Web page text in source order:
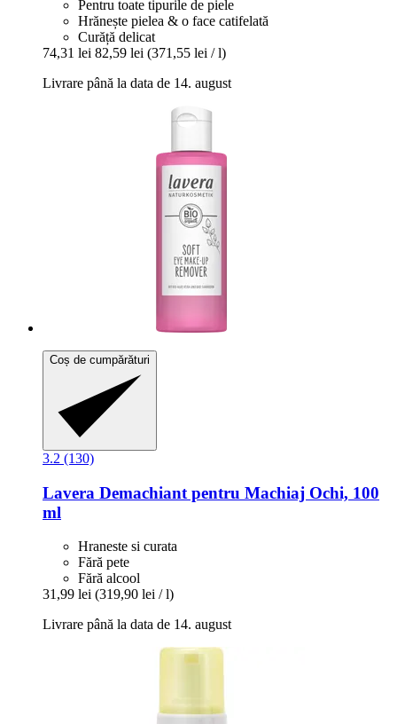
Pentru toate tipurile de piele
Hrănește pielea & o face catifelată
Curăță delicat
74,31 lei 82,59 lei (371,55 lei / l)
Livrare până la data de 14. august
Coș de cumpărături
3.2 (130)
Lavera Demachiant pentru Machiaj Ochi, 100
ml
Hraneste si curata
Fără pete
Fără alcool
31,99 lei (319,90 lei / l)
Livrare până la data de 14. august